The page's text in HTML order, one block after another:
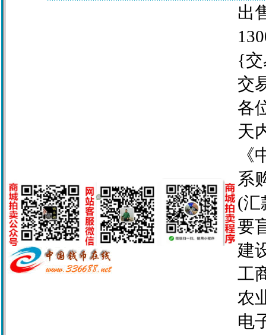
出
{交
交
各
天
系
(汇
要
建
工
农
电